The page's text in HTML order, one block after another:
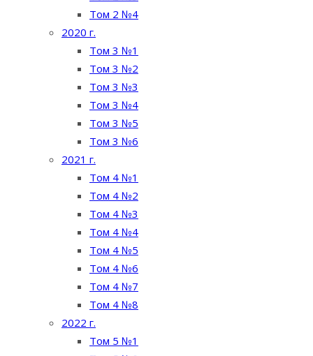
Том 2 №4
2020 г.
Том 3 №1
Том 3 №2
Том 3 №3
Том 3 №4
Том 3 №5
Том 3 №6
2021 г.
Том 4 №1
Том 4 №2
Том 4 №3
Том 4 №4
Том 4 №5
Том 4 №6
Том 4 №7
Том 4 №8
2022 г.
Том 5 №1